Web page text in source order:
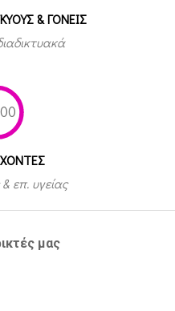
& ΓΟΝΕΙΣ
επ. υγείας
μας